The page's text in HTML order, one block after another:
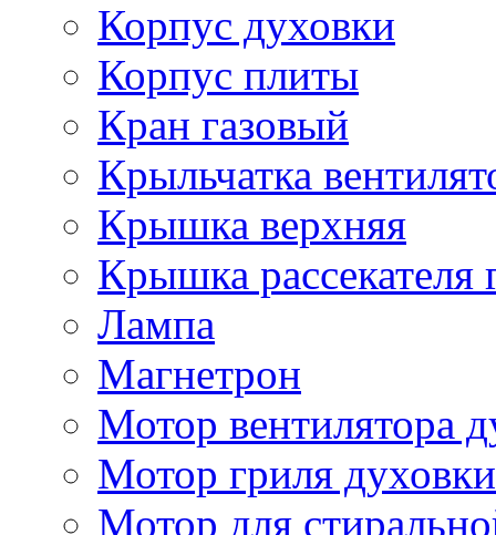
Корпус духовки
Корпус плиты
Кран газовый
Крыльчатка
Крышка верхняя
Крышка рассекателя
Лампа
Магнетрон
Мотор вентилятора
Мотор гриля духовки
Мотор для